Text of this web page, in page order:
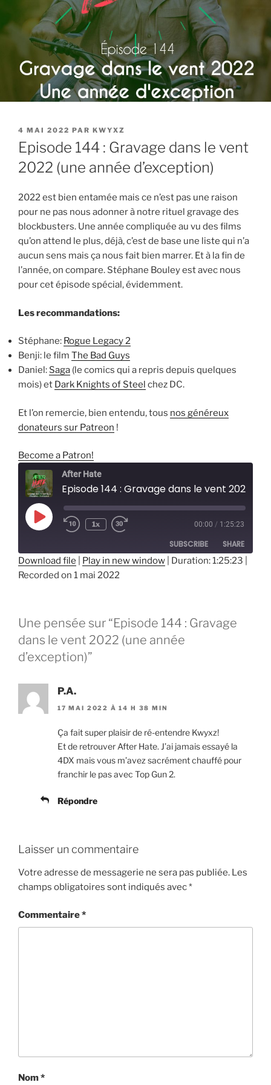
PUBLIÉ
LE
4 MAI 2022 PAR KWYXZ
Episode 144 : Gravage dans le vent
2022 (une année d’exception)
2022 est bien entamée mais ce n’est pas une raison
pour ne pas nous adonner à notre rituel gravage des
blockbusters. Une année compliquée au vu des films
qu’on attend le plus, déjà, c’est de base une liste qui n’a
aucun sens mais ça nous fait bien marrer. Et à la fin de
l’année, on compare. Stéphane Bouley est avec nous
pour cet épisode spécial, évidemment.
Les recommandations:
Stéphane: Rogue Legacy 2
Benji: le film The Bad Guys
Daniel: Saga (le comics qui a repris depuis quelques
mois) et Dark Knights of Steel chez DC.
Et l’on remercie, bien entendu, tous nos généreux
donateurs sur Patreon !
Become a Patron!
After Hate
Play
Episode
1x 00:00 / 1:25:23
SUBSCRIBE SHARE
SHARE
EMBED
Download file Play in new window Duration: 1:25:23
Recorded on 1 mai 2022
Une pensée sur “Episode 144 : Gravage
dans le vent 2022 (une année
d’exception)”
P.A.
17 MAI 2022 À 14 H 38 MIN
Ça fait super plaisir de ré-entendre Kwyxz!
Et de retrouver After Hate. J’ai jamais essayé la
4DX mais vous m’avez sacrément chauffé pour
franchir le pas avec Top Gun 2.
Répondre
Laisser un commentaire
Votre adresse de messagerie ne sera pas publiée. Les
champs obligatoires sont indiqués avec*
Commentaire*
Nom*